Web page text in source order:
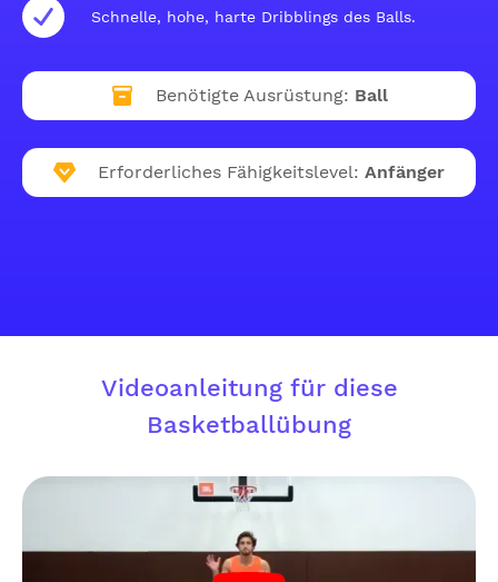
Schnelle, hohe, harte Dribblings des Balls.
Benötigte Ausrüstung: Ball
Erforderliches Fähigkeitslevel: Anfänger
Videoanleitung für diese
Basketballübung